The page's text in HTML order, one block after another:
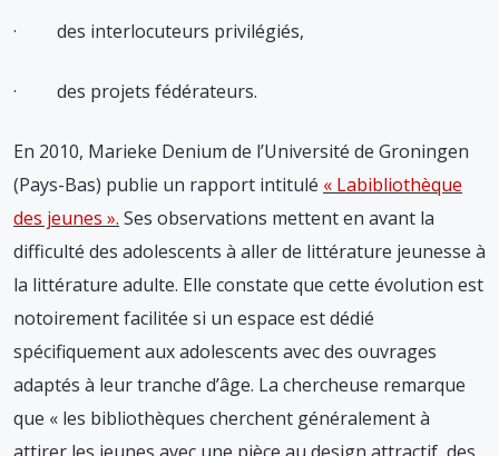
· des interlocuteurs privilégiés,
· des projets fédérateurs.
En 2010, Marieke Denium de l’Université de Groningen
(Pays-Bas) publie un rapport intitulé « Labibliothèque
des jeunes ». Ses observations mettent en avant la
difficulté des adolescents à aller de littérature jeunesse à
la littérature adulte. Elle constate que cette évolution est
notoirement facilitée si un espace est dédié
spécifiquement aux adolescents avec des ouvrages
adaptés à leur tranche d’âge. La chercheuse remarque
que « les bibliothèques cherchent généralement à